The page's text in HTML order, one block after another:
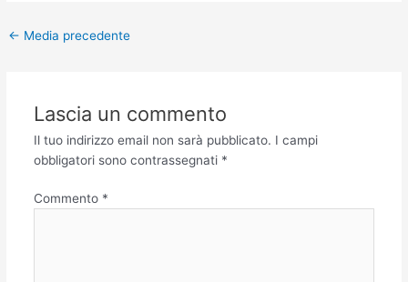
← Media precedente
Lascia un commento
Il tuo indirizzo email non sarà pubblicato. I campi
obbligatori sono contrassegnati *
Commento *